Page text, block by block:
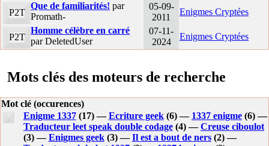
P2T
Que de familiarités! par
Promath-
05-09-
2011
Enigmes Cryptées
P2T
Homme célèbre en carré
par DeletedUser
07-11-
2024
Enigmes Cryptées
Mots clés des moteurs de recherche
Mot clé (occurences)
Enigme 1337(17) —Ecriture geek(6) — 1337 enigme(6) —
Traducteur leet speak double codage(4) —Creuse ciboulot
(3) —Enigmes geek(3) —Il est a bout de ners(2) —